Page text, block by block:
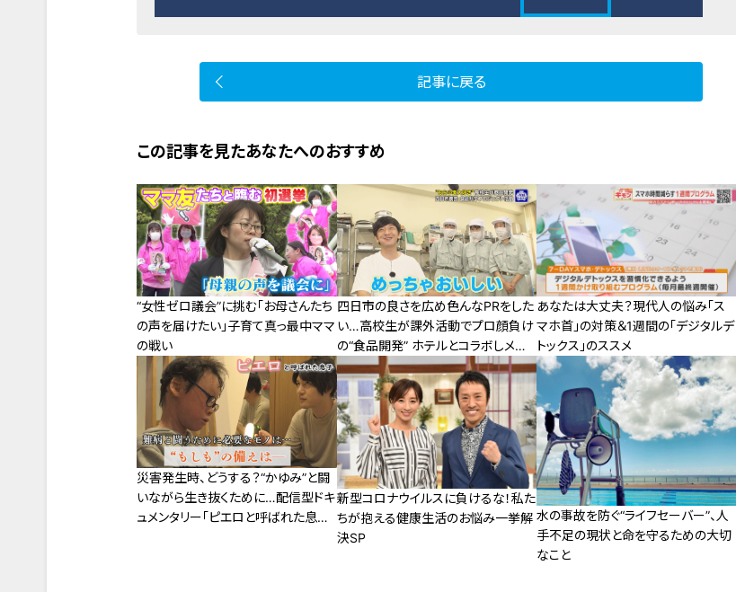
記事に戻る
この記事を見たあなたへのおすすめ
“女性ゼロ議会”に挑む「お母さんたち
の声を届けたい」子育て真っ最中ママ
の戦い
四日市の良さを広め色んなPRをした
い…高校生が課外活動でプロ顔負け
の“食品開発” ホテルとコラボしメニ
ュー化も
あなたは大丈夫？現代人の悩み「ス
マホ首」の対策＆1週間の「デジタルデ
トックス」のススメ
災害発生時、どうする？“かゆみ”と闘
いながら生き抜くために…配信型ドキ
ュメンタリー「ピエロと呼ばれた息子」
新型コロナウイルスに負けるな！私た
ちが抱える健康生活のお悩み一挙解
決SP
水の事故を防ぐ“ライフセーバー”、人
手不足の現状と命を守るための大切
なこと